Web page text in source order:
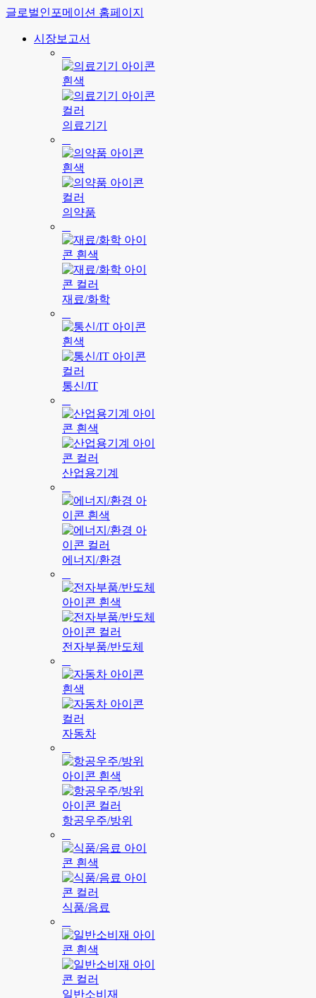
글로벌인포메이션 홈페이지
시장보고서
의료기기
의약품
재료/화학
통신/IT
산업용기계
에너지/환경
전자부품/반도체
자동차
항공우주/방위
식품/음료
일반소비재